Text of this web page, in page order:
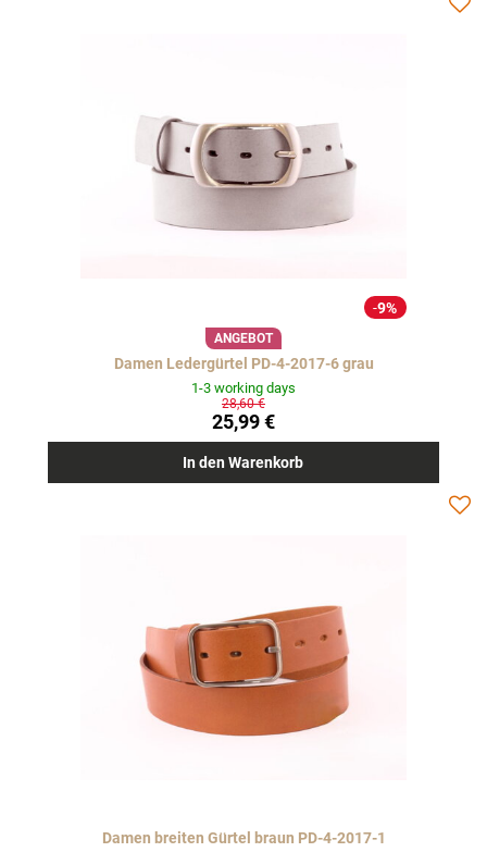
9%
ANGEBOT
Damen Ledergürtel PD-4-2017-6 grau
1-3 working days
25,99 €
28,60 €
In den Warenkorb
Damen breiten Gürtel braun PD-4-2017-1